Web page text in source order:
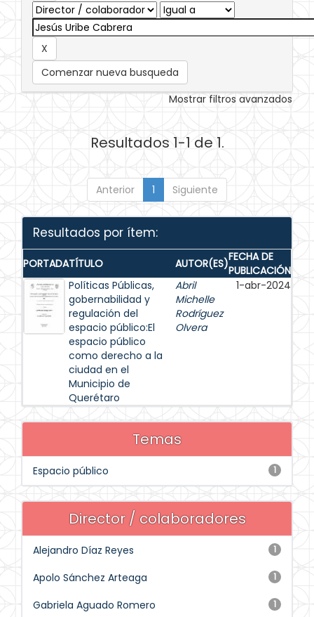
Comenzar nueva busqueda
Mostrar filtros avanzados
Resultados 1-1 de 1.
Anterior 1 Siguiente
Resultados por ítem:
PORTADATÍTULO AUTOR(ES)FECHA DE
PUBLICACIÓN
Políticas Públicas,
gobernabilidad y
regulación del
espacio público:El
espacio público
como derecho a la
ciudad en el
Municipio de
Querétaro
Abril
Michelle
Rodríguez
Olvera
1-abr-2024
Temas
1
Espacio público
Director / colaboradores
1
Alejandro Díaz Reyes
1
Apolo Sánchez Arteaga
1
Gabriela Aguado Romero